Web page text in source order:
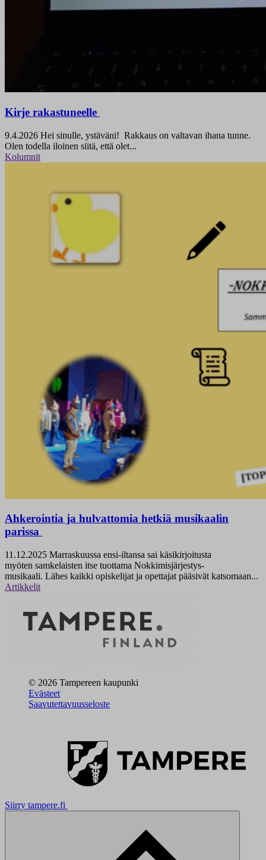
Kirje rakastuneelle
9.4.2026 Hei sinulle, ystäväni! Rakkaus on valtavan ihana tunne.
Olen todella iloinen siitä, että olet...
Kolumnit
Ahkerointia ja hulvattomia hetkiä musikaalin
parissa
11.12.2025 Marraskuussa ensi-iltansa sai käsikirjoitusta
myöten samkelaisten itse tuottama Nokkimisjärjestys-
musikaali. Lähes kaikki opiskelijat ja opettajat pääsivät katsomaan...
Artikkelit
© 2026 Tampereen kaupunki
Evästeet
Saavutettavuusseloste
Siirry tampere.fi